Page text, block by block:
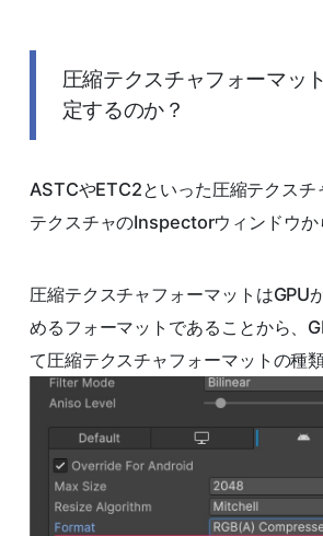
圧縮テクスチャフォーマッ
定するのか？
ASTCやETC2といった圧縮テクスチ
テクスチャのInspectorウィンドウか
圧縮テクスチャフォーマットはGPU
めるフォーマットであることから、
て圧縮テクスチャフォーマットの種